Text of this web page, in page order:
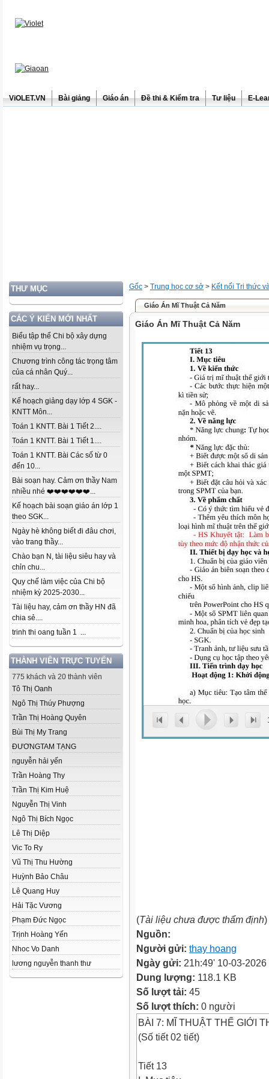
ViOLET.VN Bài giảng Giáo án Đề thi & Kiểm tra Tư liệu E-
THƯ MỤC
CÁC Ý KIẾN MỚI NHẤT
Biểu tập thể Chi bộ xây dựng
nhiệm vụ trọng...
Chương trình công tác trọng tâm
của cá nhân Quý...
rất hay...
Kế hoạch giảng dạy lớp 4 SGK -
KNTT Môn...
Toán 1 KNTT. Bài 1 Tiết 2....
Toán 1 KNTT. Bài 1 Tiết 1....
Toán 1 KNTT. Bài Các số từ 0
đến 10...
Bài soạn hay. Cảm ơn thầy Nam
nhiều nhé ❤️❤️❤️❤️❤️❤️...
Kế hoạch bài soạn giáo án lớp 1
theo SGK...
Ngày hè không biết đi đâu chơi,
vào trang thầy...
Chào bạn N, tài liệu siêu hay và
chỉn chu...
Quy chế làm việc của Chi bộ
nhiệm kỳ 2025-2030...
Tài liệu hay, cảm ơn thầy HN đã
chia sẻ....
trinh thi oang tuần 1 ...
THÀNH VIÊN TRỰC TUYẾN
775 khách và 20 thành viên
Tô Thị Oanh
Ngô Thị Thúy Phượng
Trần Thị Hoàng Quyên
Bùi Thị My Trang
ĐƯƠNGTAM TẠNG
nguyễn hải yến
Trần Hoàng Thy
Trần Thị Kim Huệ
Nguyễn Thị Vinh
Ngô Thị Bích Ngọc
Lê Thị Diệp
Vic To Ry
Vũ Thị Thu Hường
Huỳnh Bảo Châu
Lê Quang Huy
Hải Tặc Vương
Phạm Đức Ngọc
Trịnh Hoàng Yến
Nhoc Vo Danh
lương nguyễn thanh thư
Gốc > Trung học cơ sở > Kết nối Tri thức
Giáo Án Mĩ Thuật Cả Năm
Giáo Án Mĩ Thuật Cả Năm
(Tài liệu chưa được thẩm định)
Nguồn:
Người gửi: thay hoang
Ngày gửi: 21h:49' 10-03-2026
Dung lượng: 118.1 KB
Số lượt tải: 45
Số lượt thích: 0 người
BÀI 7: MĨ THUẬT THẾ GIỚI
(Số tiết 02 tiết)
Tiết 13